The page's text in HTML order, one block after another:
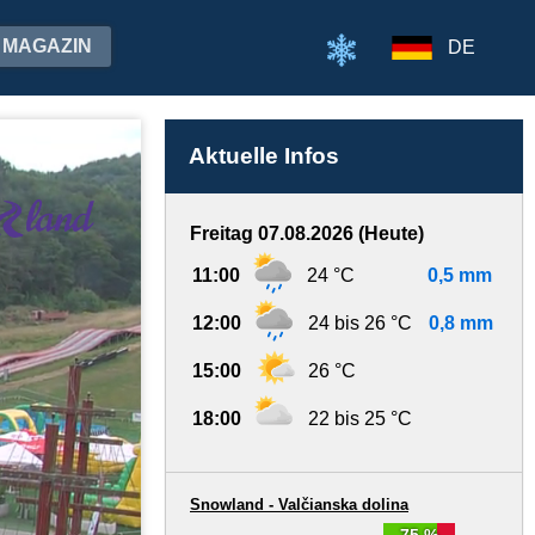
MAGAZIN DE
Aktuelle Infos
Freitag 07.08.2026 (Heute)
11:00 24 °C 0,5 mm
12:00 24 bis 26 °C 0,8 mm
15:00 26 °C
18:00 22 bis 25 °C
Snowland - Valčianska dolina